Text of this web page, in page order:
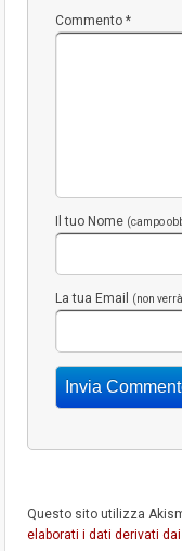
Commento*
Il tuo Nome (campo
La tua Email (non
Questo sito utilizza
elaborati i dati derivati